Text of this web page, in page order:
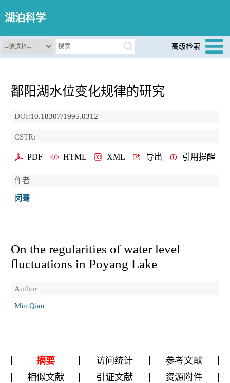
湖泊科学
高级检索
鄱阳湖水位变化规律的研究
DOI:10.18307/1995.0312
CSTR:
PDF HTML XML 导出 引用提醒
作者
闵骞
On the regularities of water level
fluctuations in Poyang Lake
Author
Min Qian
摘要 访问统计
参考文献
相似文献
引证文献 资源附件